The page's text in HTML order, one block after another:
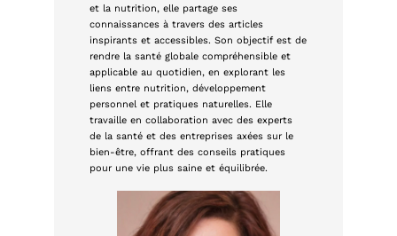
et la nutrition, elle partage ses
connaissances à travers des articles
inspirants et accessibles. Son objectif est de
rendre la santé globale compréhensible et
applicable au quotidien, en explorant les
liens entre nutrition, développement
personnel et pratiques naturelles. Elle
travaille en collaboration avec des experts
de la santé et des entreprises axées sur le
bien-être, offrant des conseils pratiques
pour une vie plus saine et équilibrée.